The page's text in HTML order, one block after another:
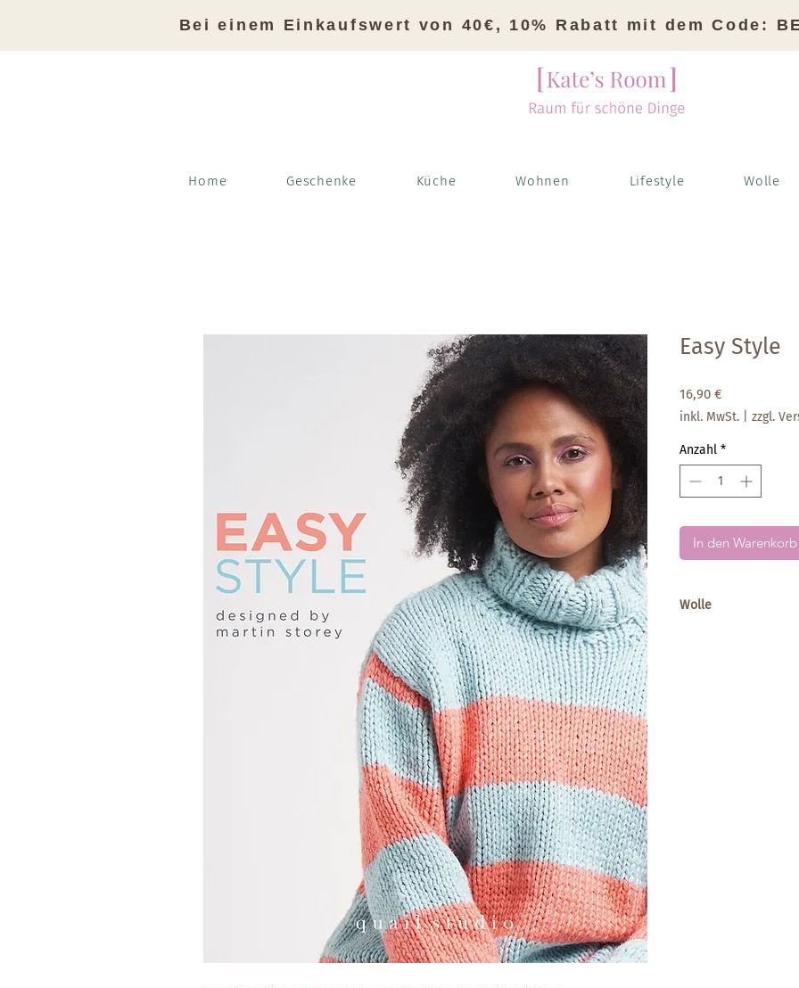
Bei einem Einkaufswert von 40€, 10% Rabatt mit dem Code:
Home Geschenke Küche Wohnen Lifestyle Wolle
Easy Style
16,90 €
inkl. MwSt. zzgl.
Anzahl *
In den Warenkorb
Wolle